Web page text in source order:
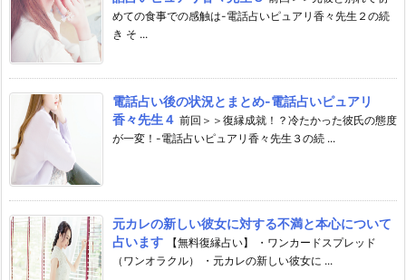
めての食事での感触は-電話占いピュアリ香々先生２の続
き そ ...
電話占い後の状況とまとめ-電話占いピュアリ
香々先生４ 前回＞＞復縁成就！？冷たかった彼氏の態度
が一変！-電話占いピュアリ香々先生３の続 ...
元カレの新しい彼女に対する不満と本心について
占います
【無料復縁占い】 ・ワンカードスプレッド
（ワンオラクル） ・元カレの新しい彼女に ...